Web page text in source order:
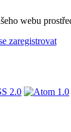
webu
zaregistrovat